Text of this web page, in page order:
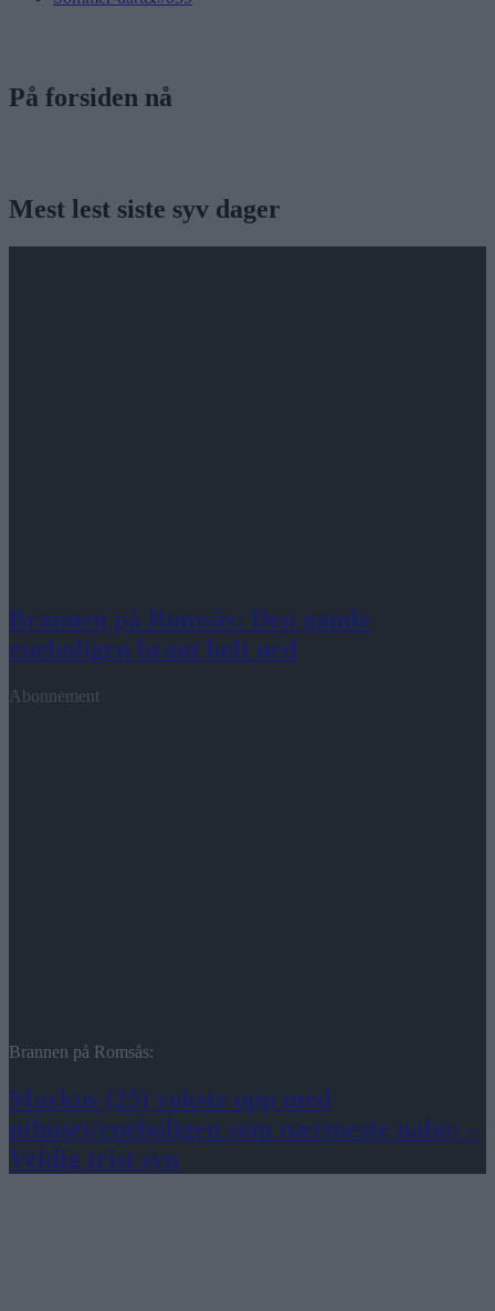
På forsiden nå
Mest lest siste syv dager
Brannen på Romsås: Den gamle
eneboligen brant helt ned
Abonnement
Brannen på Romsås:
Markus (25) vokste opp med
uthuset/eneboligen som nærmeste nabo: –
Veldig trist syn